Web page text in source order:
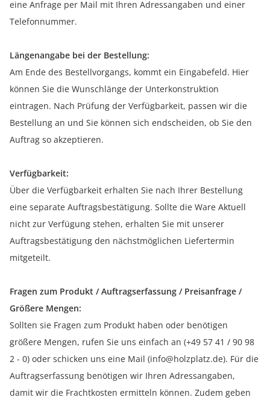
eine Anfrage per Mail mit Ihren Adressangaben und einer
Telefonnummer.
Längenangabe bei der Bestellung:
Am Ende des Bestellvorgangs, kommt ein Eingabefeld. Hier
können Sie die Wunschlänge der Unterkonstruktion
eintragen. Nach Prüfung der Verfügbarkeit, passen wir die
Bestellung an und Sie können sich endscheiden, ob Sie den
Auftrag so akzeptieren.
Verfügbarkeit:
Über die Verfügbarkeit erhalten Sie nach Ihrer Bestellung
eine separate Auftragsbestätigung. Sollte die Ware Aktuell
nicht zur Verfügung stehen, erhalten Sie mit unserer
Auftragsbestätigung den nächstmöglichen Liefertermin
mitgeteilt.
Fragen zum Produkt / Auftragserfassung / Preisanfrage /
Größere Mengen:
Sollten sie Fragen zum Produkt haben oder benötigen
größere Mengen, rufen Sie uns einfach an (+49 57 41 / 90 98
2 - 0) oder schicken uns eine Mail (info@holzplatz.de). Für die
Auftragserfassung benötigen wir Ihren Adressangaben,
damit wir die Frachtkosten ermitteln können. Zudem geben